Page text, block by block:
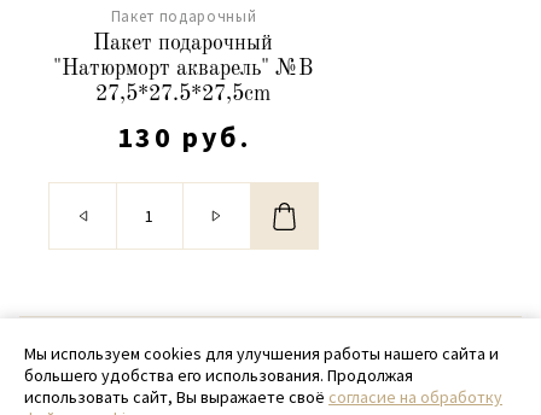
Пакет подарочный
Пакет подарочный
"Натюрморт акварель" №В
27,5*27.5*27,5cm
130 руб.
© 2020 - 2026 SamPack
+ 7 (918) 699-97-87
Мы используем cookies для улучшения работы нашего сайта и
большего удобства его использования. Продолжая
использовать сайт, Вы выражаете своё согласие на обработку